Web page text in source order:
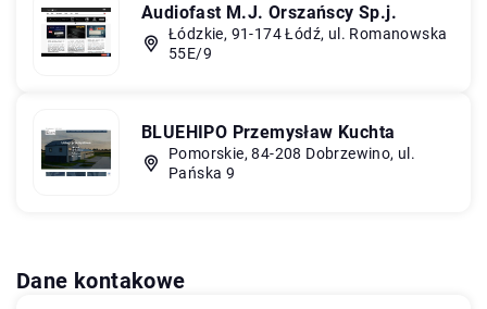
Audiofast M.J. Orszańscy Sp.j.
Łódzkie, 91-174 Łódź, ul. Romanowska
55E/9
BLUEHIPO Przemysław Kuchta
Pomorskie, 84-208 Dobrzewino, ul.
Pańska 9
Dane kontakowe